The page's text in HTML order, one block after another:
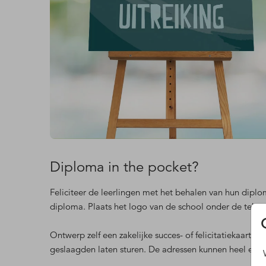
Diploma in the pocket?
Feliciteer de leerlingen met het behalen van hun
diploma. Plaats het logo van de school onder de
Ontwerp zelf een zakelijke succes- of felicitatiekaart
geslaagden laten sturen. De adressen kunnen heel